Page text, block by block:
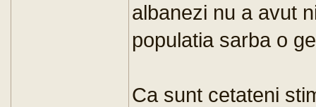
albanezi nu a avut
populatia sarba o
Ca sunt cetateni